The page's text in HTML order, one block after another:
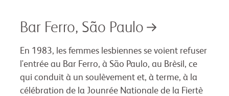
Bar Ferro, São Paulo
En 1983, les femmes lesbiennes se voient refuser
l'entrée au Bar Ferro, à São Paulo, au Brèsil, ce
qui conduit à un soulèvement et, à terme, à la
célébration de la Jounrée Nationale de la Fiertè